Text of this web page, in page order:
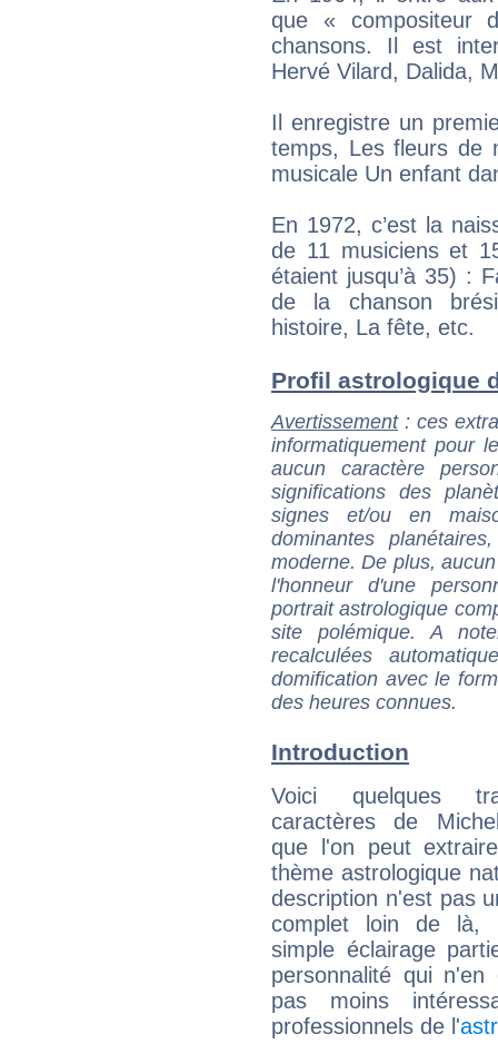
que « compositeur
chansons. Il est
Hervé Vilard, Dalida,
Il enregistre un
temps, Les fleurs de
musicale Un enfant
En 1972, c’est la
de 11 musiciens et
étaient jusqu’à 35) :
de la chanson
histoire, La fête, etc.
Profil astrologique
Avertissement: ces
informatiquement pour
aucun caractère
significations des
signes et/ou en
dominantes
moderne. De plus,
l'honneur d'une
portrait astrologique
site polémique. A
recalculées
domification avec le
des heures connues.
Introduction
Voici quelques
caractères de
que l'on peut
thème astrologique
description n'est pas
complet loin de là,
simple éclairage
personnalité qui n'en
pas moins
professionnels de l'